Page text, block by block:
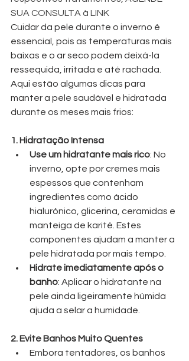
SUA CONSULTA à LINK
Cuidar da pele durante o inverno é
essencial, pois as temperaturas mais
baixas e o ar seco podem deixá-la
ressequida, irritada e até rachada.
Aqui estão algumas dicas para
manter a pele saudável e hidratada
durante os meses mais frios:
1. Hidratação Intensa
Use um hidratante mais rico: No
inverno, opte por cremes mais
espessos que contenham
ingredientes como ácido
hialurónico, glicerina, ceramidas e
manteiga de karité. Estes
componentes ajudam a manter a
pele hidratada por mais tempo.
Hidrate imediatamente após o
banho: Aplicar o hidratante na
pele ainda ligeiramente húmida
ajuda a selar a humidade.
2. Evite Banhos Muito Quentes
Embora tentadores, os banhos